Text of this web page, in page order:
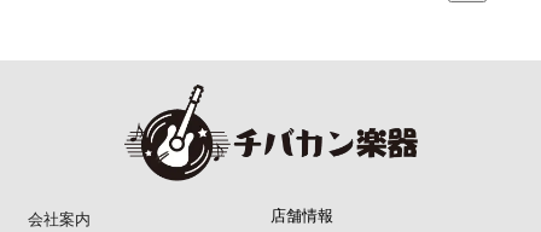
会社案内
店舗情報